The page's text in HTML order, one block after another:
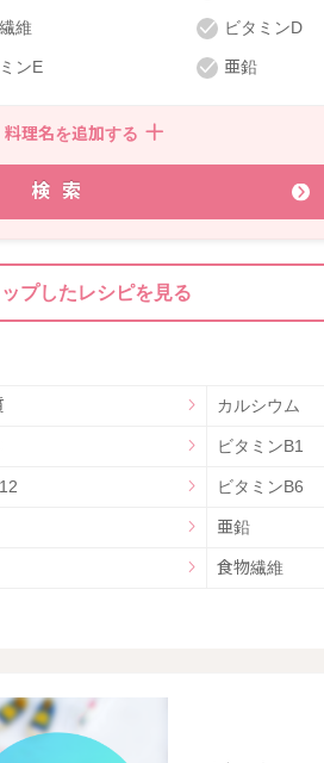
維 ビタミンD
ンE 亜鉛
料理名を追加する
検索
プしたレシピを見る
カルシウム
ビタミンB1
ビタミンB6
亜鉛
食物繊維